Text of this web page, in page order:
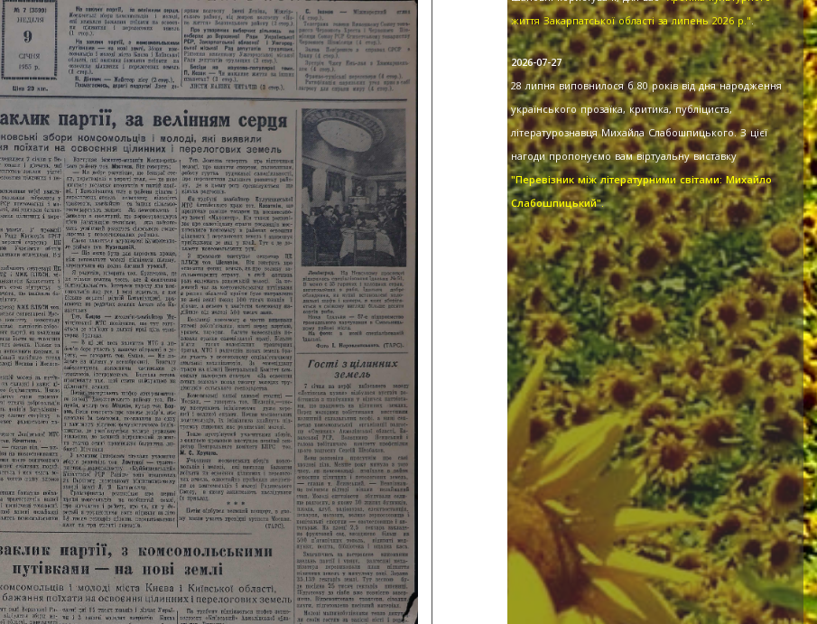
життя Закарпатської області за липень 2026 р.".
2026-07-27
28 липня виповнилося б 80 років від дня народження
українського прозаїка, критика, публіциста,
літературознавця Михайла Слабошпицького. З цієї
нагоди пропонуємо вам віртуальну виставку
"Перевізник між літературними світами: Михайло
Слабошпицький".